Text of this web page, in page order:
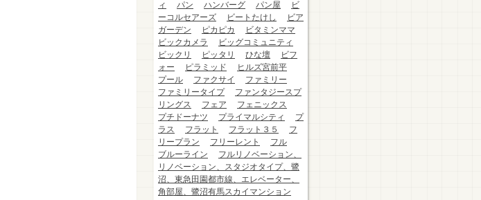
ィ
パン ハンバーグ パン屋
ビ
ーコルセアーズ
ビートたけし
ビア
ガーデン
ピカピカ
ビタミンママ
ビックカメラ
ビッグコミュニティ
ビックリ
ピッタリ ひな壇
ビフ
ォー
ピラミッド
ヒルズ宮前平
プール
ファクサイ
ファミリー
ファミリータイプ
ファンタジースプ
リングス
フェア
フェニックス
プチドーナツ
プライマルシティ
プ
ラス
フラット フラット３５
フ
リープラン
フリーレント
フル
ブルーライン
フルリノベーション、
リノベーション、スタジオタイプ、鷺
沼、東急田園都市線、エレベーター、
角部屋、鷺沼有馬スカイマンション